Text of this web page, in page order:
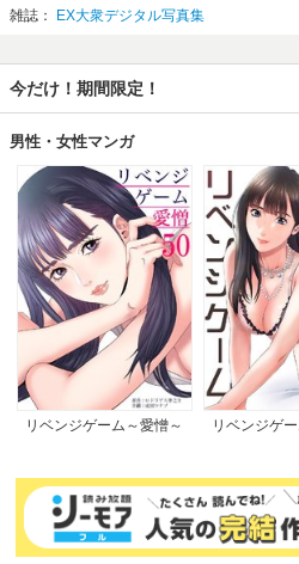
雑誌：
EX大衆デジタル写真集
今だけ！期間限定！
男性・女性マンガ
リベンジゲーム～愛憎～
リベンジゲ